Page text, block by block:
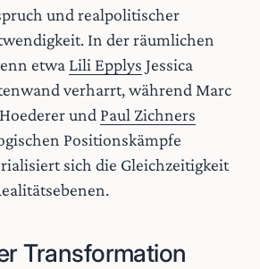
und realpolitischer
In der räumlichen
etwa Lili Epplys Jessica
verharrt, während Marc
und Paul Zichners
Positionskämpfe
sich die Gleichzeitigkeit
Transformation